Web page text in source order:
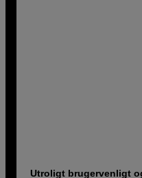
Utroligt brugervenligt